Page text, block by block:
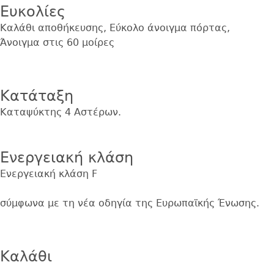
Ευκολίες
Καλάθι αποθήκευσης, Εύκολο άνοιγμα πόρτας,
Άνοιγμα στις 60 μοίρες
Κατάταξη
Καταψύκτης 4 Αστέρων.
Ενεργειακή κλάση
Ενεργειακή κλάση F
σύμφωνα με τη νέα οδηγία της Ευρωπαϊκής Ένωσης.
Καλάθι